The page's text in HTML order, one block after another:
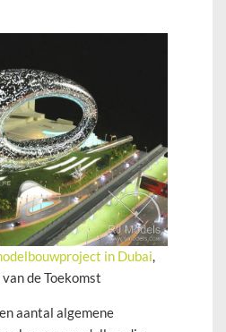
in Dubai,
de Toekomst
aantal algemene